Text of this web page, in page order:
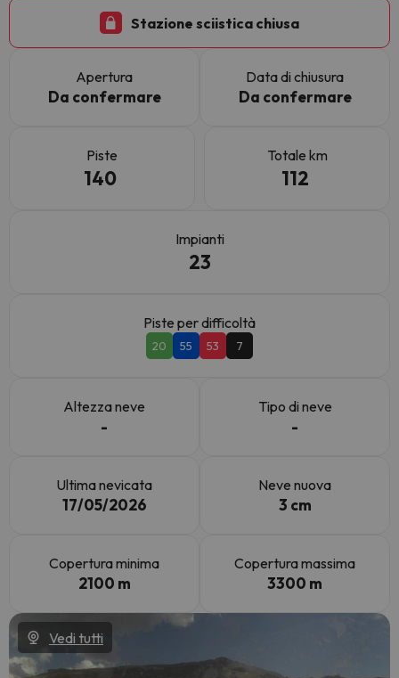
Stazione sciistica chiusa
Apertura
Da confermare
Data di chiusura
Da confermare
Piste
140
Totale km
112
Impianti
23
Piste per difficoltà
20 55 53 7
Altezza neve
-
Tipo di neve
-
Ultima nevicata
17/05/2026
Neve nuova
3 cm
Copertura minima
2100 m
Copertura massima
3300 m
Vedi tutti